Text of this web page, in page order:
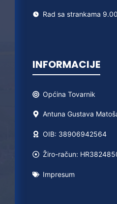
Rad sa strankama
INFORMACIJE
Općina Tovarnik
Antuna Gustava
OIB: 38906942564
Žiro-račun:
Impresum